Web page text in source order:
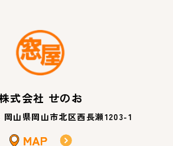
式会社 せのお
山県岡山市北区西長瀬1203-1